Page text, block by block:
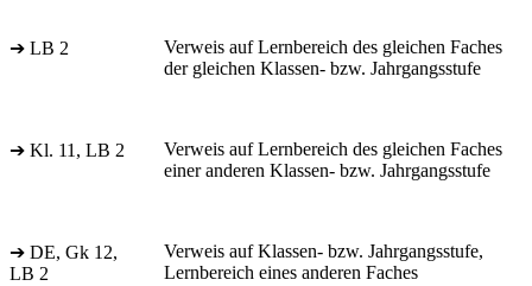
➔ LB 2
Verweis auf Lernbereich des gleichen Faches
der gleichen Klassen- bzw. Jahrgangsstufe
➔ Kl. 11, LB 2
Verweis auf Lernbereich des gleichen Faches
einer anderen Klassen- bzw. Jahrgangsstufe
➔ DE, Gk 12,
LB 2
Verweis auf Klassen- bzw. Jahrgangsstufe,
Lernbereich eines anderen Faches